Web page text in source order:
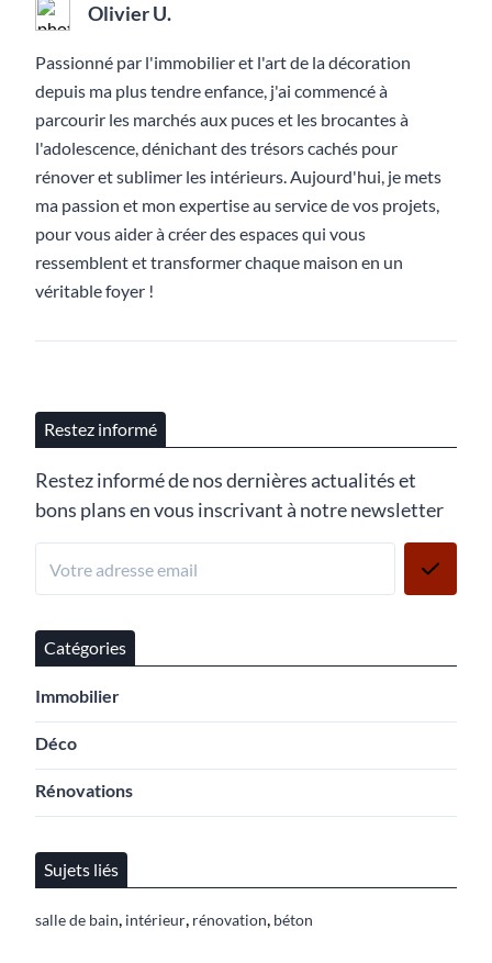
Olivier U.
Passionné par l'immobilier et l'art de la décoration
depuis ma plus tendre enfance, j'ai commencé à
parcourir les marchés aux puces et les brocantes à
l'adolescence, dénichant des trésors cachés pour
rénover et sublimer les intérieurs. Aujourd'hui, je mets
ma passion et mon expertise au service de vos projets,
pour vous aider à créer des espaces qui vous
ressemblent et transformer chaque maison en un
véritable foyer !
Restez informé
Restez informé de nos dernières actualités et
bons plans en vous inscrivant à notre newsletter
Catégories
Immobilier
Déco
Rénovations
Sujets liés
salle de bain, intérieur, rénovation, béton